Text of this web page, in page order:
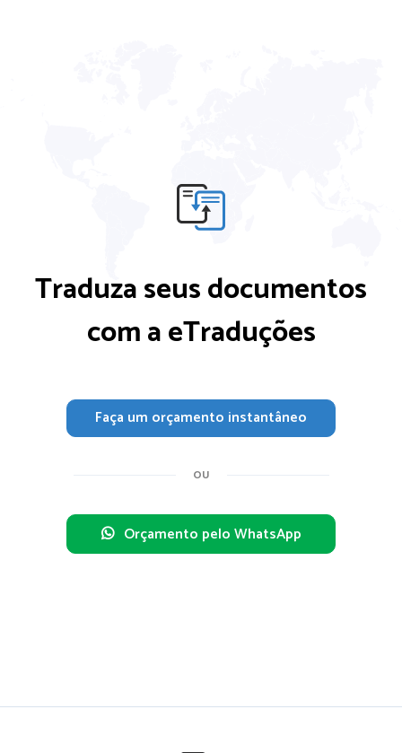
Traduza seus documentos
com a eTraduções
Faça um orçamento instantâneo
OU
Orçamento pelo WhatsApp